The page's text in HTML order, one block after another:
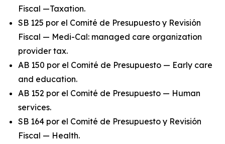
Fiscal —Taxation.
SB 125 por el Comité de Presupuesto y Revisión
Fiscal — Medi-Cal: managed care organization
provider tax.
AB 150 por el Comité de Presupuesto — Early care
and education.
AB 152 por el Comité de Presupuesto — Human
services.
SB 164 por el Comité de Presupuesto y Revisión
Fiscal — Health.